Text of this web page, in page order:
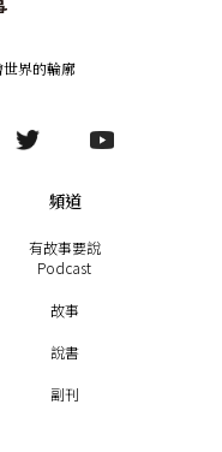
世界的輪廓
頻道
有故事要說
Podcast
故事
說書
副刊